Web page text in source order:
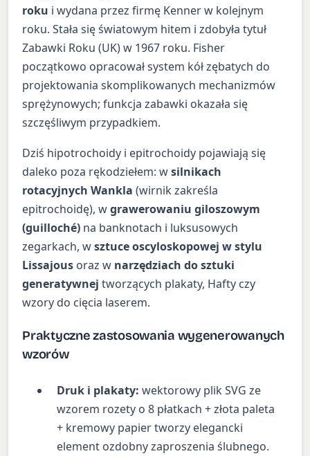
roku i wydana przez firmę Kenner w kolejnym
roku. Stała się światowym hitem i zdobyła tytuł
Zabawki Roku (UK) w 1967 roku. Fisher
początkowo opracował system kół zębatych do
projektowania skomplikowanych mechanizmów
sprężynowych; funkcja zabawki okazała się
szczęśliwym przypadkiem.
Dziś hipotrochoidy i epitrochoidy pojawiają się
daleko poza rękodziełem: wsilnikach
rotacyjnych Wankla (wirnik zakreśla
epitrochoidę), wgrawerowaniu giloszowym
(guilloché) na banknotach i luksusowych
zegarkach, wsztuce oscyloskopowej w stylu
Lissajous oraz w narzędziach do sztuki
generatywnej tworzących plakaty, Hafty czy
wzory do cięcia laserem.
Praktyczne zastosowania wygenerowanych
wzorów
Druk i plakaty: wektorowy plik SVG ze
wzorem rozety o 8 płatkach + złota paleta
+ kremowy papier tworzy elegancki
element ozdobny zaproszenia ślubnego.